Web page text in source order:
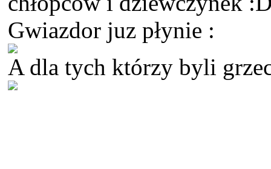
Gwiazdor juz płynie :
A dla tych którzy byli